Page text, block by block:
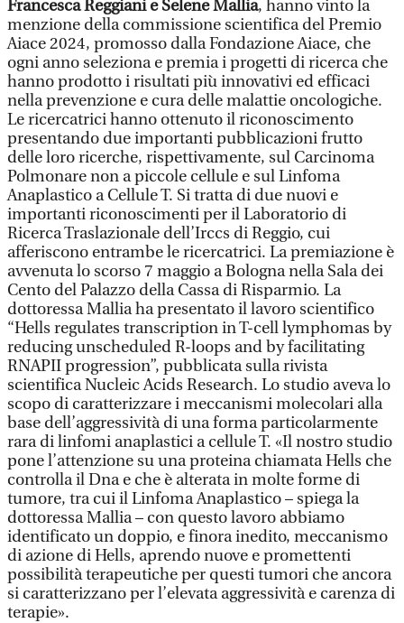
Francesca Reggiani e Selene Mallia, hanno vinto la
menzione della commissione scientifica del Premio
Aiace 2024, promosso dalla Fondazione Aiace, che
ogni anno seleziona e premia i progetti di ricerca che
hanno prodotto i risultati più innovativi ed efficaci
nella prevenzione e cura delle malattie oncologiche.
Le ricercatrici hanno ottenuto il riconoscimento
presentando due importanti pubblicazioni frutto
delle loro ricerche, rispettivamente, sul Carcinoma
Polmonare non a piccole cellule e sul Linfoma
Anaplastico a Cellule T. Si tratta di due nuovi e
importanti riconoscimenti per il Laboratorio di
Ricerca Traslazionale dell’Irccs di Reggio, cui
afferiscono entrambe le ricercatrici. La premiazione è
avvenuta lo scorso 7 maggio a Bologna nella Sala dei
Cento del Palazzo della Cassa di Risparmio. La
dottoressa Mallia ha presentato il lavoro scientifico
“Hells regulates transcription in T-cell lymphomas by
reducing unscheduled R-loops and by facilitating
RNAPII progression”, pubblicata sulla rivista
scientifica Nucleic Acids Research. Lo studio aveva lo
scopo di caratterizzare i meccanismi molecolari alla
base dell’aggressività di una forma particolarmente
rara di linfomi anaplastici a cellule T. «Il nostro studio
pone l’attenzione su una proteina chiamata Hells che
controlla il Dna e che è alterata in molte forme di
tumore, tra cui il Linfoma Anaplastico – spiega la
dottoressa Mallia – con questo lavoro abbiamo
identificato un doppio, e finora inedito, meccanismo
di azione di Hells, aprendo nuove e promettenti
possibilità terapeutiche per questi tumori che ancora
si caratterizzano per l’elevata aggressività e carenza di
terapie».